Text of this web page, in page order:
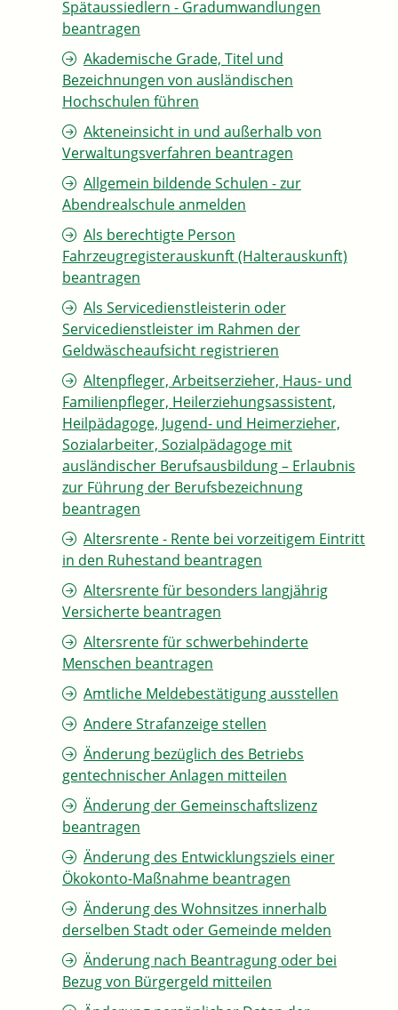
Spätaussiedlern - Gradumwandlungen
beantragen
Akademische Grade, Titel und
Bezeichnungen von ausländischen
Hochschulen führen
Akteneinsicht in und außerhalb von
Verwaltungsverfahren beantragen
Allgemein bildende Schulen - zur
Abendrealschule anmelden
Als berechtigte Person
Fahrzeugregisterauskunft (Halterauskunft)
beantragen
Als Servicedienstleisterin oder
Servicedienstleister im Rahmen der
Geldwäscheaufsicht registrieren
Altenpfleger, Arbeitserzieher, Haus- und
Familienpfleger, Heilerziehungsassistent,
Heilpädagoge, Jugend- und Heimerzieher,
Sozialarbeiter, Sozialpädagoge mit
ausländischer Berufsausbildung – Erlaubnis
zur Führung der Berufsbezeichnung
beantragen
Altersrente - Rente bei vorzeitigem Eintritt
in den Ruhestand beantragen
Altersrente für besonders langjährig
Versicherte beantragen
Altersrente für schwerbehinderte
Menschen beantragen
Amtliche Meldebestätigung ausstellen
Andere Strafanzeige stellen
Änderung bezüglich des Betriebs
gentechnischer Anlagen mitteilen
Änderung der Gemeinschaftslizenz
beantragen
Änderung des Entwicklungsziels einer
Ökokonto-Maßnahme beantragen
Änderung des Wohnsitzes innerhalb
derselben Stadt oder Gemeinde melden
Änderung nach Beantragung oder bei
Bezug von Bürgergeld mitteilen